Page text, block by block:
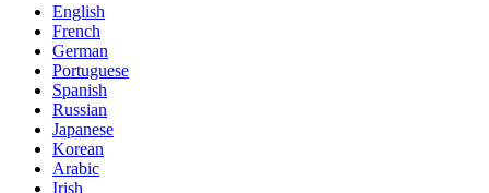
English
French
German
Portuguese
Spanish
Russian
Japanese
Korean
Arabic
Irish